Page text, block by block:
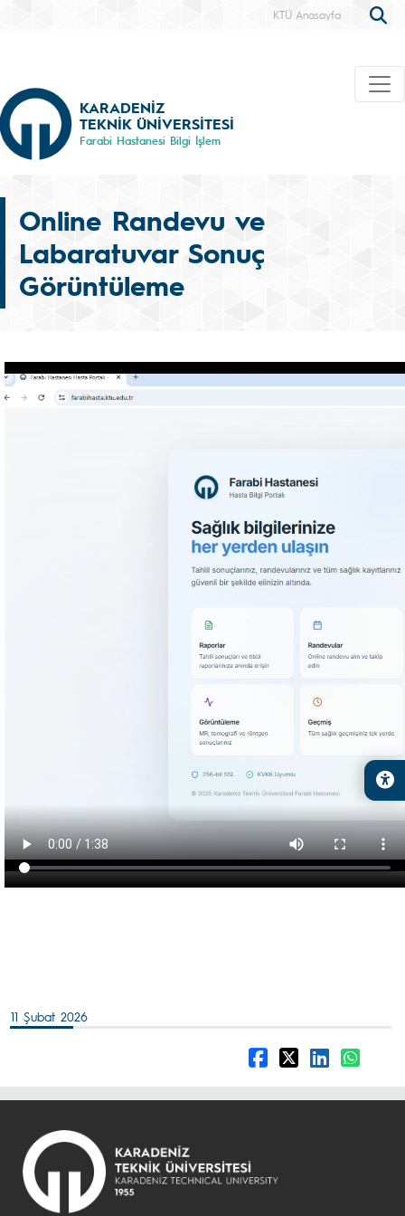
KTÜ Anasayfa
KARADENİZ
TEKNİK ÜNİVERSİTESİ
Farabi Hastanesi Bilgi İşlem
Online Randevu ve
Labaratuvar Sonuç
Görüntüleme
11 Şubat 2026